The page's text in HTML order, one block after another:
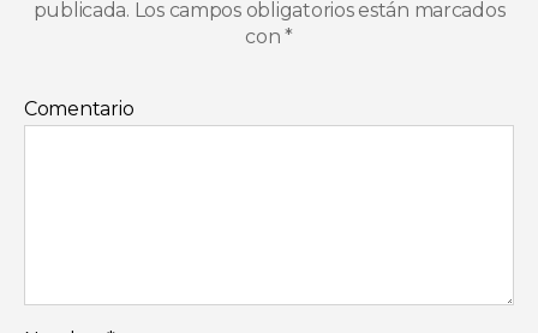
publicada. Los campos obligatorios están marcados
con*
Comentario